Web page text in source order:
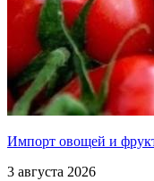
Импорт овощей и
3 августа 2026